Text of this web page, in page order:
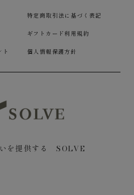
特定商取引法に基づく表記
ギフトカード利用規約
個人情報保護方針
を提供する SOLVE